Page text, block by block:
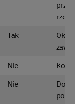
Tak
Nie
Nie
pole